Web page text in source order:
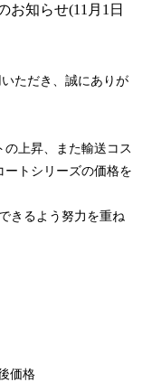
お知らせ(11月1日
ただき、誠にありが
上昇、また輸送コス
ートシリーズの価格を
きるよう努力を重ね
価格